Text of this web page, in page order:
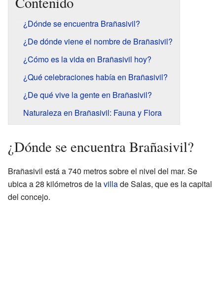
¿Dónde se encuentra Brañasivil?
¿De dónde viene el nombre de Brañasivil?
¿Cómo es la vida en Brañasivil hoy?
¿Qué celebraciones había en Brañasivil?
¿De qué vive la gente en Brañasivil?
Naturaleza en Brañasivil: Fauna y Flora
¿Dónde se encuentra Brañasivil?
Brañasivil está a 740 metros sobre el nivel del mar. Se
ubica a 28 kilómetros de lavillade Salas, que es la capital
del concejo.